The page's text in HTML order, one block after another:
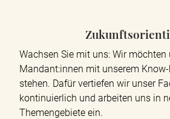
Wachsen Sie mit uns: Wir möchten
Mandant:innen mit unserem
stehen. Dafür vertiefen wir unser
kontinuierlich und arbeiten uns in
Themengebiete ein.